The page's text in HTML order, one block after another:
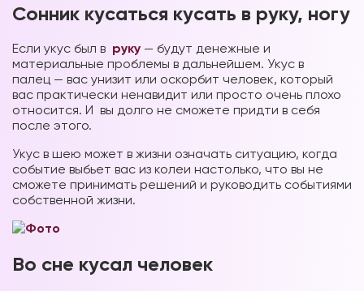
Сонник кусаться кусать в руку, ногу
Если укус был в руку — будут денежные и
материальные проблемы в дальнейшем. Укус в
палец — вас унизит или оскорбит человек, который
вас практически ненавидит или просто очень плохо
относится. И вы долго не сможете придти в себя
после этого.
Укус в шею может в жизни означать ситуацию, когда
событие выбьет вас из колеи настолько, что вы не
сможете принимать решений и руководить событиями
собственной жизни.
Во сне кусал человек